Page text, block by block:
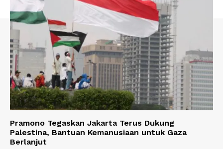
Pramono Tegaskan Jakarta Terus Dukung
Palestina, Bantuan Kemanusiaan untuk Gaza
Berlanjut